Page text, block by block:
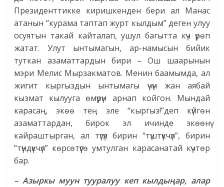
Президенттикке киришкенден бери ал Манас
атанын “курама таптап журт кылдым” деген улуу
осуятын такай кайталап, ушул багытта күч үрөп
жатат. Улут ынтымагын, ар-намысын бийик
туткан азаматтардын бири – Ош шаарынын
мэри Мелис Мырзакматов. Менин баамымда, ал
жигит кыргыздын ынтымагы үчүн жан аябай
кызмат кылууга өмүрүн арнап койгон. Мындай
карасаң, экөө тең эле “кыргыз!”деп күйгөн
азаматтардан, бирок эл ичинде экөөнү
кайраштырган, ал түгүл бирин “түштүкчүл”, бирин
“түндүкчүл” көрсөтүүгө умтулган карасанатай күчтөр
бар.
– Азыркы муун тууралуу кеп кылдыңар, алар